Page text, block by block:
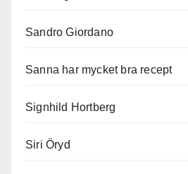
Sandro Giordano
Sanna har mycket bra recept
Signhild Hortberg
Siri Öryd